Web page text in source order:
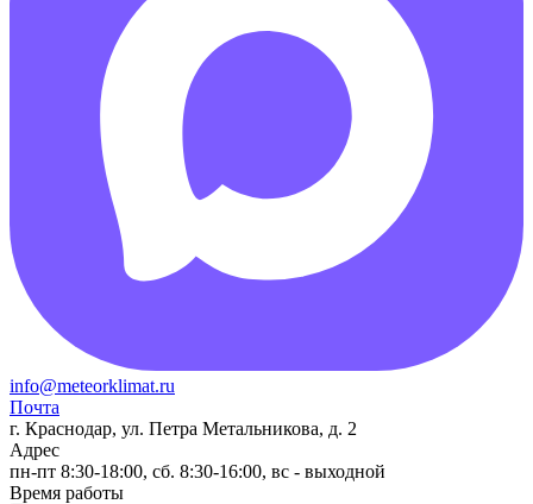
info@meteorklimat.ru
Почта
г. Краснодар, ул. Петра Метальникова, д. 2
Адрес
пн-пт 8:30-18:00, сб. 8:30-16:00, вс - выходной
Время работы